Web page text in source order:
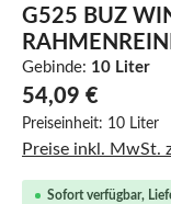
G525 BUZ
Gebinde: 10 Liter
54,09 €
Preiseinheit: 10 Liter
Preise inkl. MwSt.
Sofort verfügbar,